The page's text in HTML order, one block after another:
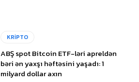
KRİPTO
ABŞ spot Bitcoin ETF-ləri apreldən
bəri ən yaxşı həftəsini yaşadı: 1
milyard dollar axın